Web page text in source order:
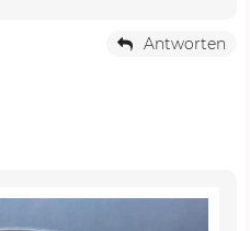
Antworten